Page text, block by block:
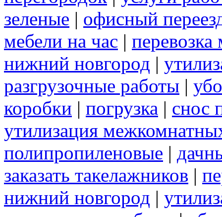
зеленые | офисный
мебели на час |
нижний новгород |
разгрузочные работы |
коробки | погрузка | снос
утилизация
полипропиленовые |
заказать такелажников |
нижний новгород |